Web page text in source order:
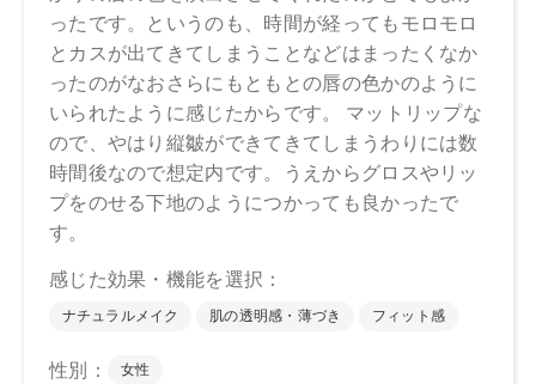
●パッケージはリニューアル等の理由により、写真と異なる場
合がございます。
●パッケージのリニューアル等の理由により、成分・処方が記
載と異なる場合がございます。
●予告なくパッケージ仕様が変更になる場合がございます。